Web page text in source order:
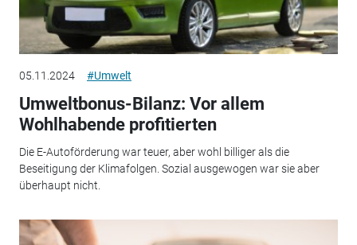
05.11.2024 #Umwelt
Umweltbonus-Bilanz: Vor allem
Wohlhabende profitierten
Die E-Autoförderung war teuer, aber wohl billiger als die
Beseitigung der Klimafolgen. Sozial ausgewogen war sie aber
überhaupt nicht.